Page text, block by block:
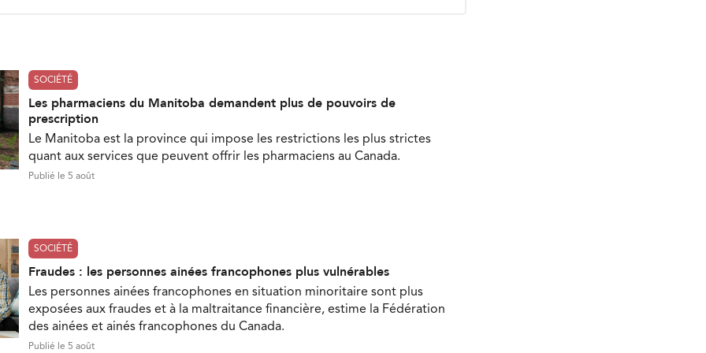
SOCIÉTÉ
Les pharmaciens du Manitoba demandent plus de pouvoirs de
prescription
Le Manitoba est la province qui impose les restrictions les plus strictes
quant aux services que peuvent offrir les pharmaciens au Canada.
Publié le 5 août
SOCIÉTÉ
Fraudes : les personnes ainées francophones plus vulnérables
Les personnes ainées francophones en situation minoritaire sont plus
exposées aux fraudes et à la maltraitance financière, estime la Fédération
des ainées et ainés francophones du Canada.
Publié le 5 août